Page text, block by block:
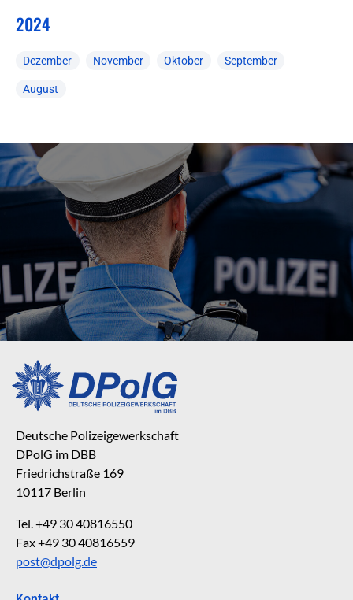
2024
Dezember November Oktober September
August
Deutsche Polizeigewerkschaft
DPolG im DBB
Friedrichstraße 169
10117 Berlin
Tel. +49 30 40816550
Fax +49 30 40816559
post@dpolg.de